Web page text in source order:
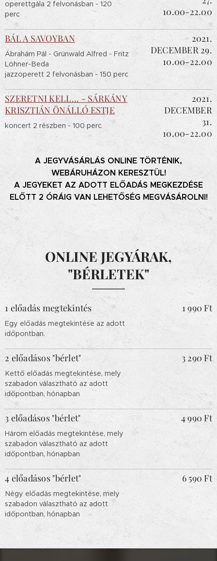
operettgála 2 felvonásban - 120
perc
10.00-22.00
BÁL A SAVOYBAN
Ábrahám Pál - Grünwald Alfred - Fritz
Löhner-Beda
jazzoperett 2 felvonásban - 150 perc
2021.
DECEMBER 29.
10.00-22.00
SZERETNI KELL... - SÁRKÁNY
KRISZTIÁN ÖNÁLLÓ ESTJE
koncert 2 részben - 100 perc
2021.
DECEMBER
31.
10.00-22.00
A JEGYVÁSÁRLÁS ONLINE TÖRTÉNIK,
WEBÁRUHÁZON KERESZTÜL!
A JEGYEKET AZ ADOTT ELŐADÁS MEGKEZDÉSE
ELŐTT 2 ÓRÁIG VAN LEHETŐSÉG MEGVÁSÁROLNI!
ONLINE JEGYÁRAK,
"BÉRLETEK"
1 előadás megtekintés
Egy előadás megtekintése az adott
időpontban.
1 990 Ft
2 előadásos "bérlet"
Kettő előadás megtekintése, mely
szabadon választható az adott
időpontban, hónapban
3 290 Ft
3 előadásos "bérlet"
Három előadás megtekintése, mely
szabadon választható az adott
időpontban, hónapban
4 990 Ft
4 előadásos "bérlet"
Négy előadás megtekintése, mely
szabadon választható az adott
időpontban, hónapban
6 590 Ft